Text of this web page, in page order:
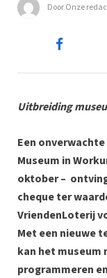
DoorOnze
Uitbreiding
Een
Museum in
oktober –
cheque ter
VriendenLoterij
Met een nieuwe
kan het
programmeren